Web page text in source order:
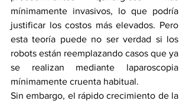
mínimamente invasivos, lo que podría
justificar los costos más elevados. Pero
esta teoría puede no ser verdad si los
robots están reemplazando casos que ya
se realizan mediante laparoscopia
mínimamente cruenta habitual.
Sin embargo, el rápido crecimiento de la